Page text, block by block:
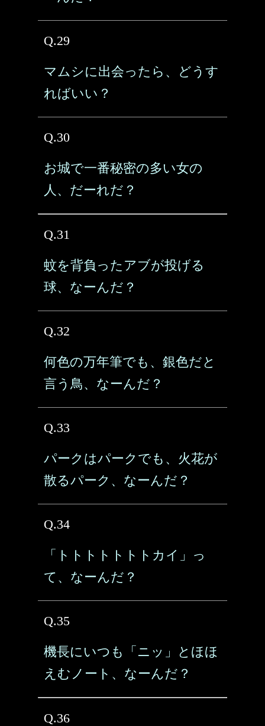
Q.29
マムシに出会ったら、どうす
ればいい？
Q.30
お城で一番秘密の多い女の
人、だーれだ？
Q.31
蚊を背負ったアブが投げる
球、なーんだ？
Q.32
何色の万年筆でも、銀色だと
言う鳥、なーんだ？
Q.33
パークはパークでも、火花が
散るパーク、なーんだ？
Q.34
「トトトトトトトカイ」っ
て、なーんだ？
Q.35
機長にいつも「ニッ」とほほ
えむノート、なーんだ？
Q.36